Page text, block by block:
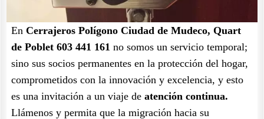
En Cerrajeros Polígono Ciudad de Mudeco, Quart
de Poblet 603 441 161 no somos un servicio temporal;
sino sus socios permanentes en la protección del hogar,
comprometidos con la innovación y excelencia, y esto
es una invitación a un viaje de atención continua.
Llámenos y permita que la migración hacia su